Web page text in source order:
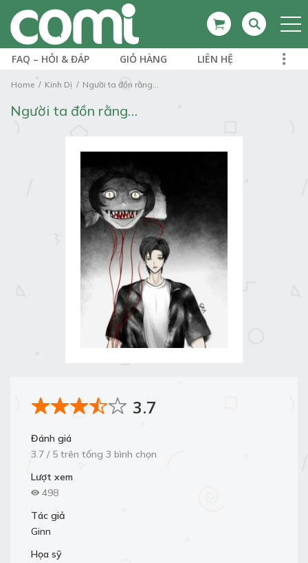
FAQ – HỎI & ĐÁP GIỎ HÀNG LIÊN HỆ
Home Kinh Dị Người ta đồn rằng...
Người ta đồn rằng…
3.7
Đánh giá
3.7 / 5 trên tổng 3 bình chọn
Lượt xem
498
Tác giả
Ginn
Họa sỹ